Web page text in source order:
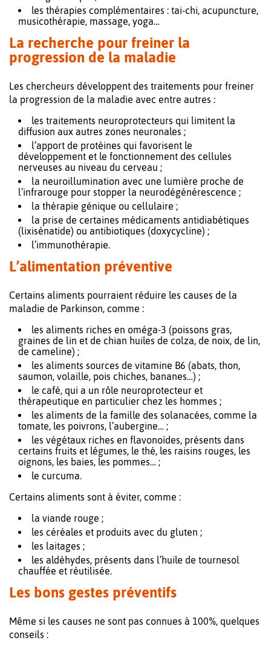
les thérapies complémentaires : tai-chi, acupuncture,
musicothérapie, massage, yoga…
La recherche pour freiner la
progression de la maladie
Les chercheurs développent des traitements pour freiner
la progression de la maladie avec entre autres :
les traitements neuroprotecteurs qui limitent la
diffusion aux autres zones neuronales ;
l’apport de protéines qui favorisent le
développement et le fonctionnement des cellules
nerveuses au niveau du cerveau ;
la neuroillumination avec une lumière proche de
l’infrarouge pour stopper la neurodégénérescence ;
la thérapie génique ou cellulaire ;
la prise de certaines médicaments antidiabétiques
(lixisénatide) ou antibiotiques (doxycycline) ;
l’immunothérapie.
L’alimentation préventive
Certains aliments pourraient réduire les causes de la
maladie de Parkinson, comme :
les aliments riches en oméga-3 (poissons gras,
graines de lin et de chian huiles de colza, de noix, de lin,
de cameline) ;
les aliments sources de vitamine B6 (abats, thon,
saumon, volaille, pois chiches, bananes…) ;
le café, qui a un rôle neuroprotecteur et
thérapeutique en particulier chez les hommes ;
les aliments de la famille des solanacées, comme la
tomate, les poivrons, l’aubergine… ;
les végétaux riches en flavonoïdes, présents dans
certains fruits et légumes, le thé, les raisins rouges, les
oignons, les baies, les pommes… ;
le curcuma.
Certains aliments sont à éviter, comme :
la viande rouge ;
les céréales et produits avec du gluten ;
les laitages ;
les aldéhydes, présents dans l’huile de tournesol
chauffée et réutilisée.
Les bons gestes préventifs
Même si les causes ne sont pas connues à 100%, quelques
conseils :